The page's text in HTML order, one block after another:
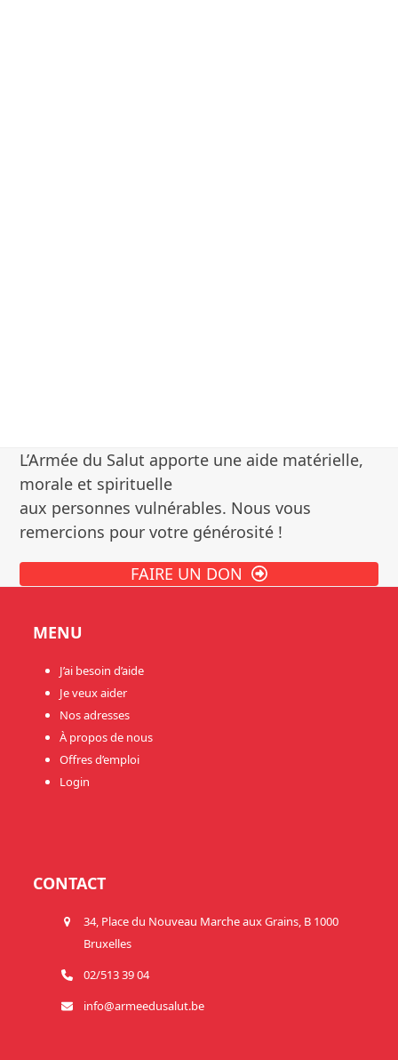
L’Armée du Salut apporte une aide matérielle,
morale et spirituelle
aux personnes vulnérables. Nous vous
remercions pour votre générosité !
FAIRE UN DON
MENU
J’ai besoin d’aide
Je veux aider
Nos adresses
À propos de nous
Offres d’emploi
Login
CONTACT
34, Place du Nouveau Marche aux Grains, B 1000
Bruxelles
02/513 39 04
info@armeedusalut.be